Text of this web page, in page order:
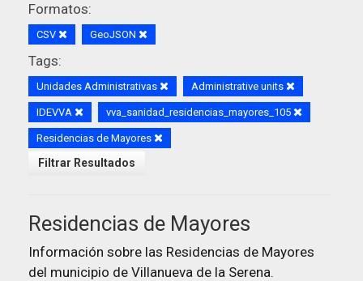
Formatos:
CSV GeoJSON
Tags:
Unidades Administrativas Administrative units
IDEVVA vva_sanidad_residencias_mayores_105
Residencias de Mayores
Filtrar Resultados
Residencias de Mayores
Información sobre las Residencias de Mayores
del municipio de Villanueva de la Serena.